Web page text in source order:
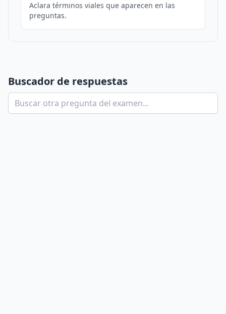
Aclara términos viales que aparecen en las
preguntas.
Buscador de respuestas